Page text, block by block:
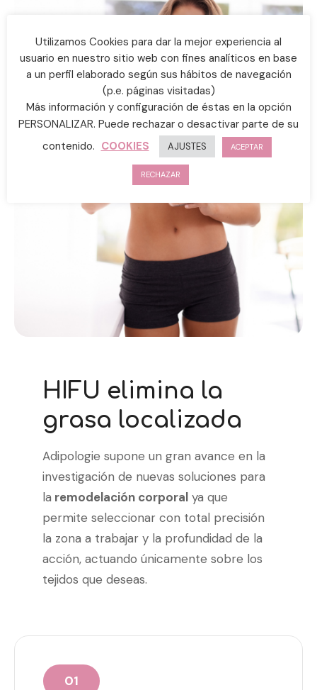
HIFU elimina la
grasa localizada
Adipologie supone un gran avance en la
investigación de nuevas soluciones para
la remodelación corporal ya que
permite seleccionar con total precisión
la zona a trabajar y la profundidad de la
acción, actuando únicamente sobre los
tejidos que deseas.
01
Utilizamos Cookies para dar la mejor experiencia al
usuario en nuestro sitio web con fines analíticos en base
a un perfil elaborado según sus hábitos de navegación
(p.e. páginas visitadas)
Más información y configuración de éstas en la opción
PERSONALIZAR. Puede rechazar o desactivar parte de su
contenido. COOKIES AJUSTES ACEPTAR
RECHAZAR